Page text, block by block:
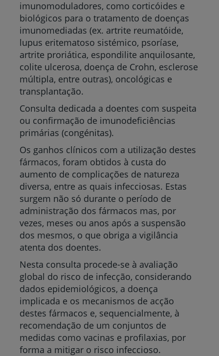
imunomoduladores, como corticóides e
biológicos para o tratamento de doenças
imunomediadas (ex. artrite reumatóide,
lupus eritematoso sistémico, psoríase,
artrite proriática, espondilite anquilosante,
colite ulcerosa, doença de Crohn, esclerose
múltipla, entre outras), oncológicas e
transplantação.
Consulta dedicada a doentes com suspeita
ou confirmação de imunodeficiências
primárias (congénitas).
Os ganhos clínicos com a utilização destes
fármacos, foram obtidos à custa do
aumento de complicações de natureza
diversa, entre as quais infecciosas. Estas
surgem não só durante o período de
administração dos fármacos mas, por
vezes, meses ou anos após a suspensão
dos mesmos, o que obriga a vigilância
atenta dos doentes.
Nesta consulta procede-se à avaliação
global do risco de infecção, considerando
dados epidemiológicos, a doença
implicada e os mecanismos de acção
destes fármacos e, sequencialmente, à
recomendação de um conjuntos de
medidas como vacinas e profilaxias, por
forma a mitigar o risco infeccioso.